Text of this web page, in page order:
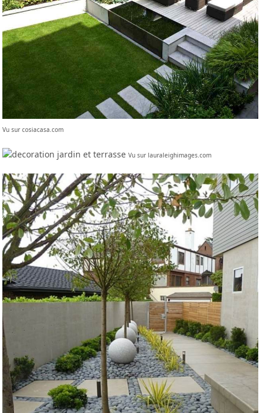
Vu sur cosiacasa.com
Vu sur lauraleighimages.com